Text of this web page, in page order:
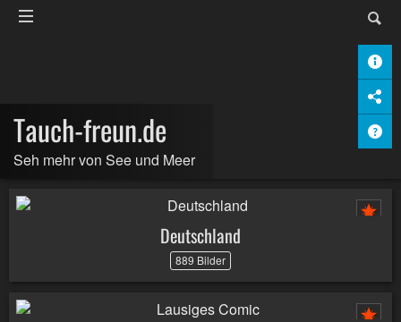
Tauch-freun.de
Seh mehr von See und Meer
Deutschland
889 Bilder